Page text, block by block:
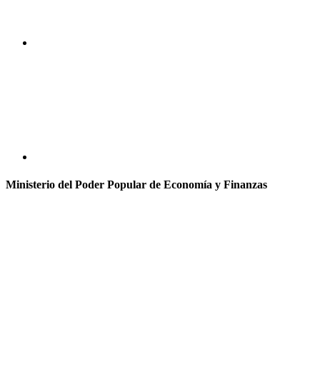
Ministerio del Poder Popular de Economía y Finanzas